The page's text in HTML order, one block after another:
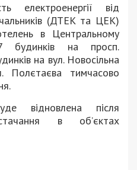
електроенергії від
(ДТЕК та ЦЕК)
в Центральному
будинків на просп.
на вул. Новосільна
тимчасово
відновлена після
в об’єктах